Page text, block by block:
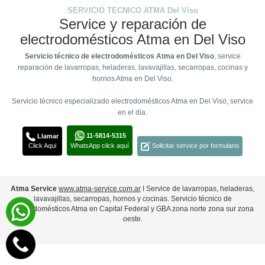
SERVICIO TECNICO ATMA Del Viso
Service y reparación de
electrodomésticos Atma en Del Viso
Servicio técnico de electrodomésticos Atma en Del Viso, service
reparación de lavarropas, heladeras, lavavajillas, secarropas, cocinas y
hornos Atma en Del Viso.
Servicio técnico especializado electrodomésticos Atma en Del Viso, service
en el día.
Llamar
Click Aqui
11-5814-5315
WhatsApp click aquí
Solicitar service por formulario
Atma Service www.atma-service.com.ar Ι Service de lavarropas, heladeras,
lavavajillas, secarropas, hornos y cocinas. Servicio técnico de
electrodomésticos Atma en Capital Federal y GBA zona norte zona sur zona
oeste.